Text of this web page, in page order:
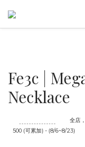
Fe3c |
Necklace
全店
500 (可累加) - (8/6~8/23)